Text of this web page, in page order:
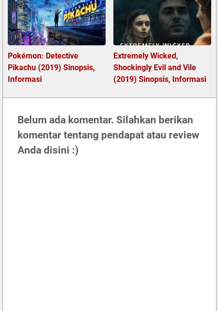
Pokémon: Detective
Pikachu (2019) Sinopsis,
Informasi
Extremely Wicked,
Shockingly Evil and Vile
(2019) Sinopsis, Informasi
Belum ada komentar. Silahkan berikan
komentar tentang pendapat atau review
Anda disini :)